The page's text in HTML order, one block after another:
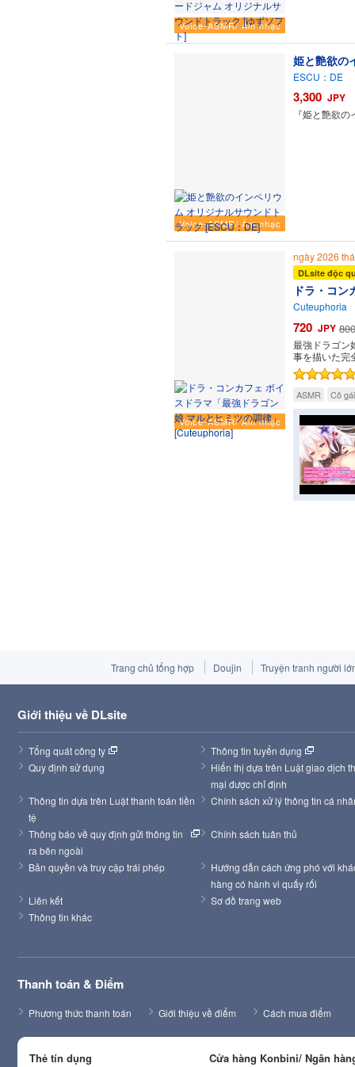
Voice-ASMR/ Âm nhạc
Voice-ASMR/ Âm nhạc
姫と艶欲の
ESCU：DE
3,300 JPY
『姫と艶欲
Voice-ASMR/ Âm nhạc
ngày 2026
DLsite độc
ドラ・コ
Cuteuphoria
720 JPY 800
最強ドラゴン
事を描いた完
ASMR Cô
Trang chủ tổng hợp Doujin Truyện tranh người
Giới thiệu về DLsite
Tổng quát công ty
Thông tin tuyển dụng
Quy định sử dụng
Hiển thị dựa trên Luật giao dịch
mại được chỉ định
Thông tin dựa trên Luật thanh toán tiền
tệ
Chính sách xử lý thông tin cá
Thông báo về quy định gửi thông tin
ra bên ngoài
Chính sách tuân thủ
Bản quyền và truy cập trái phép
Hướng dẫn cách ứng phó với
hàng có hành vi quấy rối
Liên kết
Sơ đồ trang web
Thông tin khác
Thanh toán & Điểm
Phương thức thanh toán Giới thiệu về điểm Cách mua điểm
Thẻ tín dụng Cửa hàng Konbini/ Ngân